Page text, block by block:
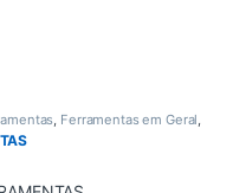
Ferramentas em Geral